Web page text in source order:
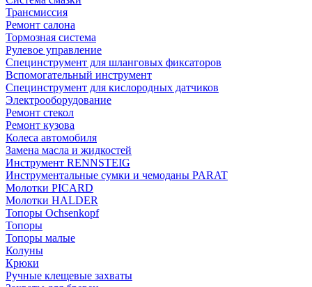
Трансмиссия
Ремонт салона
Тормозная система
Рулевое управление
Специнструмент для шланговых фиксаторов
Вспомогательный инструмент
Специнструмент для кислородных датчиков
Электрооборудование
Ремонт стекол
Ремонт кузова
Колеса автомобиля
Замена масла и жидкостей
Инструмент RENNSTEIG
Инструментальные сумки и чемоданы PARAT
Молотки PICARD
Молотки HALDER
Топоры Ochsenkopf
Топоры
Топоры малые
Колуны
Крюки
Ручные клещевые захваты